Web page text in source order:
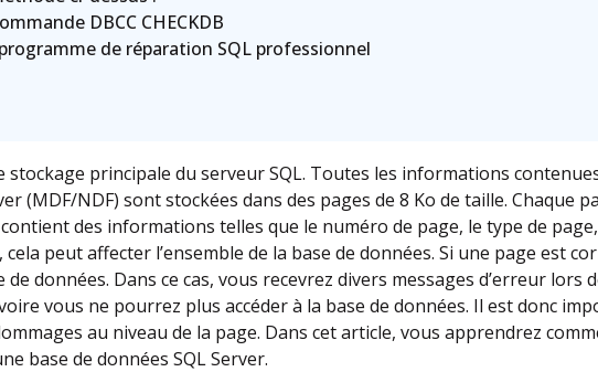
DBCC CHECKDB
de réparation SQL professionnel
stockage principale du serveur SQL. Toutes les informations
(MDF/NDF) sont stockées dans des pages de 8 Ko de taille. Chaque
des informations telles que le numéro de page, le type de page,
peut affecter l’ensemble de la base de données. Si une page est
de données. Dans ce cas, vous recevrez divers messages d’erreur lors
vous ne pourrez plus accéder à la base de données. Il est donc
au niveau de la page. Dans cet article, vous apprendrez
base de données SQL Server.